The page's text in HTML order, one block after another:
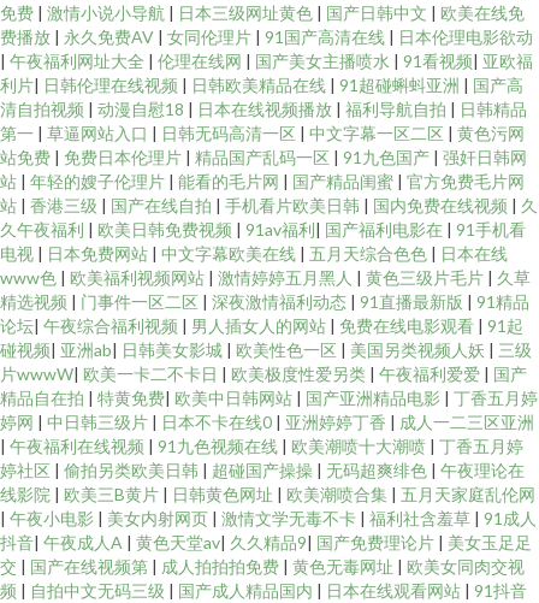
免费 | 激情小说小导航 | 日本三级网址黄色 | 国产日韩中文 | 欧美在线免
费播放 | 永久免费AV | 女同伦理片 | 91国产高清在线 | 日本伦理电影欲动
| 午夜福利网址大全 | 伦理在线网 | 国产美女主播喷水 | 91看视频| 亚欧福
利片| 日韩伦理在线视频 | 日韩欧美精品在线 | 91超碰蝌蚪亚洲 | 国产高
清自拍视频 | 动漫自慰18 | 日本在线视频播放 | 福利导航自拍 | 日韩精品
第一 | 草逼网站入口 | 日韩无码高清一区 | 中文字幕一区二区 | 黄色污网
站免费 | 免费日本伦理片 | 精品国产乱码一区 | 91九色国产 | 强奸日韩网
站 | 年轻的嫂子伦理片 | 能看的毛片网 | 国产精品闺蜜 | 官方免费毛片网
站 | 香港三级 | 国产在线自拍 | 手机看片欧美日韩 | 国内免费在线视频 | 久
久午夜福利 | 欧美日韩免费视频 | 91av福利| 国产福利电影在 | 91手机看
电视 | 日本免费网站 | 中文字幕欧美在线 | 五月天综合色色 | 日本在线
www色 | 欧美福利视频网站 | 激情婷婷五月黑人 | 黄色三级片毛片 | 久草
精选视频 | 门事件一区二区 | 深夜激情福利动态 | 91直播最新版 | 91精品
论坛| 午夜综合福利视频 | 男人插女人的网站 | 免费在线电影观看 | 91起
碰视频| 亚洲ab| 日韩美女影城 | 欧美性色一区 | 美国另类视频人妖 | 三级
片wwwW| 欧美一卡二不卡日 | 欧美极度性爱另类 | 午夜福利爱爱 | 国产
精品自在拍 | 特黄免费| 欧美中日韩网站 | 国产亚洲精品电影 | 丁香五月婷
婷网 | 中日韩三级片 | 日本不卡在线0 | 亚洲婷婷丁香 | 成人一二三区亚洲
| 午夜福利在线视频 | 91九色视频在线 | 欧美潮喷十大潮喷 | 丁香五月婷
婷社区 | 偷拍另类欧美日韩 | 超碰国产操操 | 无码超爽绯色 | 午夜理论在
线影院 | 欧美三B黄片 | 日韩黄色网址 | 欧美潮喷合集 | 五月天家庭乱伦网
| 午夜小电影 | 美女内射网页 | 激情文学无毒不卡 | 福利社含羞草 | 91成人
抖音| 午夜成人A | 黄色天堂av| 久久精品9| 国产免费理论片 | 美女玉足足
交 | 国产在线视频第 | 成人拍拍拍免费 | 黄色无毒网址 | 欧美女同肉交视
频 | 自拍中文无码三级 | 国产成人精品国内 | 日本在线观看网站 | 91抖音